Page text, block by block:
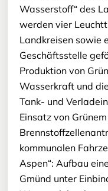
Wasserstoff“ des
werden vier
Landkreisen sowie
Geschäftsstelle
Produktion von
Wasserkraft und
Tank- und
Einsatz von
kommunalen
Aspen“: Aufbau
Gmünd unter